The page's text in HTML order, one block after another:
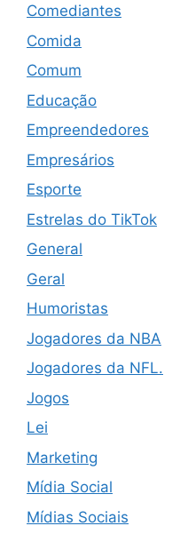
Comediantes
Comida
Comum
Educação
Empreendedores
Empresários
Esporte
Estrelas do TikTok
General
Geral
Humoristas
Jogadores da NBA
Jogadores da NFL.
Jogos
Lei
Marketing
Mídia Social
Mídias Sociais